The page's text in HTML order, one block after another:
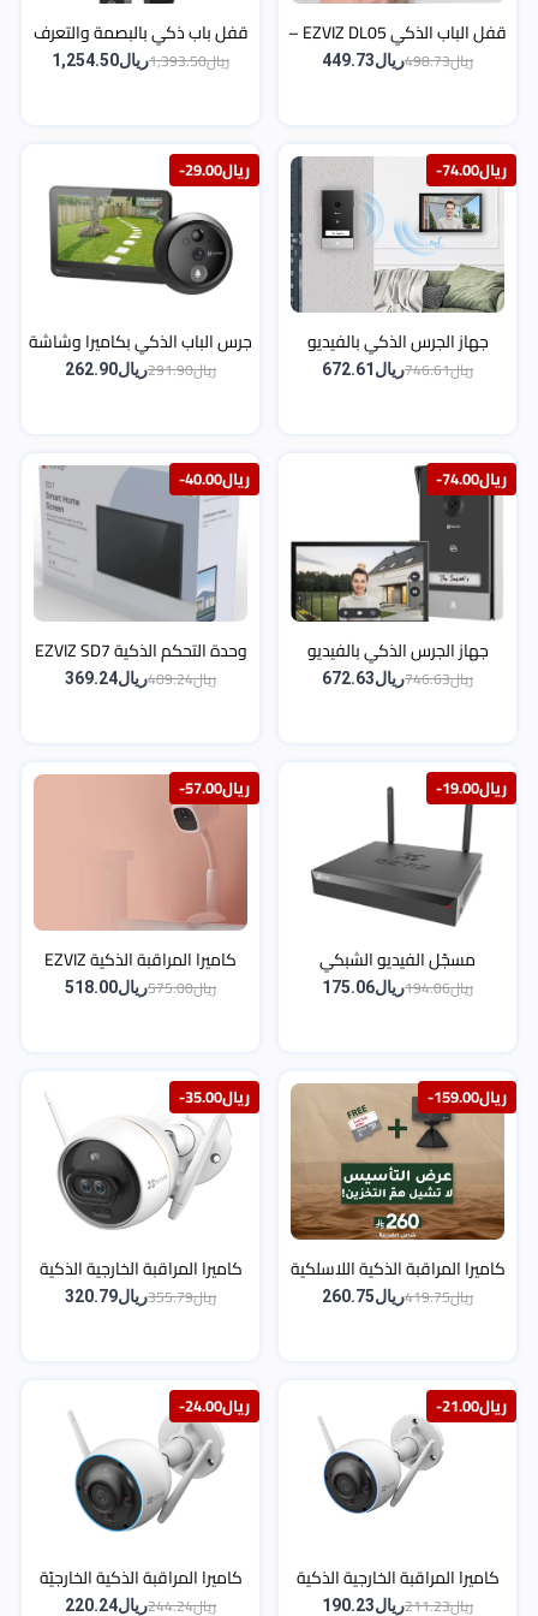
قفل الباب الذكي EZVIZ DL05 –
فتح ببصمة الإصبع والمفتاح
ريال498.73 ريال449.73
قفل باب ذكي بالبصمة والتعرف
على الوجه مع كاميرا مزدوجة
ريال1,393.50 ريال1,254.50
-ريال74.00
جهاز الجرس الذكي بالفيديو
ريال746.61 ريال672.61
-ريال29.00
جرس الباب الذكي بكاميرا وشاشة
EZVIZ HP4 – دقة 1080 بكسل
ريال291.90 ريال262.90
-ريال74.00
جهاز الجرس الذكي بالفيديو
ريال746.63 ريال672.63
-ريال40.00
وحدة التحكم الذكية EZVIZ SD7
– شاشة لمس 7 بوصات لمراقبة
ريال409.24 ريال369.24
-ريال19.00
مسجّل الفيديو الشبكي
ريال194.06 ريال175.06
-ريال57.00
كاميرا المراقبة الذكية EZVIZ
BM1 – مخصصة لغرف الأطفال
ريال575.00 ريال518.00
-ريال159.00
كاميرا المراقبة الذكية اللاسلكية
EZVIZ CB2 – بدقة 1080p
ريال419.75 ريال260.75
-ريال35.00
كاميرا المراقبة الخارجية الذكية
EZVIZ CV310 – بدقة 2 ميجا
ريال355.79 ريال320.79
-ريال21.00
كاميرا المراقبة الخارجية الذكية
ريال211.23 ريال190.23
-ريال24.00
كاميرا المراقبة الذكية الخارجيّة
EZVIZ H3 – دقة 3K
ريال244.24 ريال220.24